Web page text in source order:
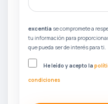
excentia se compromete a
tu información para
que pueda ser de interés para ti.
He leído y acepto la
condiciones